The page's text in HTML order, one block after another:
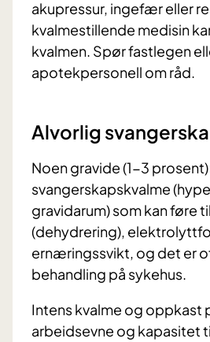
akupressur, ingefær eller
kvalmestillende medisin
kvalmen. Spør fastlegen
apotekpersonell om råd.
Alvorlig
Noen gravide (1-3
svangerskapskvalme
gravidarum) som kan føre
(dehydrering),
ernæringssvikt, og det er
behandling på sykehus.
Intens kvalme og oppkast
arbeidsevne og kapasitet